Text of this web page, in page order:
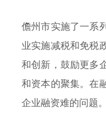
儋州市实施了一系
业实施减税和免税
和创新，鼓励更多
和资本的聚集。在
企业融资难的问题